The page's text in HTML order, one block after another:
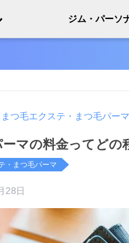
ジム・パーソ
まつ毛エクステ・まつ毛パーマ
ーマの料金ってどの
・まつ毛パーマ
28日